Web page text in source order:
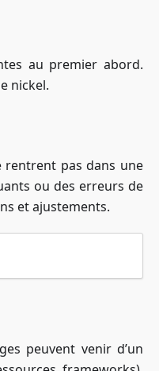
au premier abord.
nickel.
rentrent pas dans une
ou des erreurs de
et ajustements.
peuvent venir d’un